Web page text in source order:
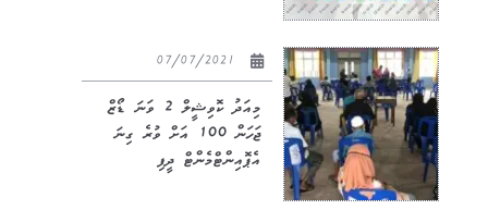
މިއަދު ކޮވިޝީލް 2 ވަނަ ޑޯޒް
ޖަހަން 100 އަށް ވުރެ ގިނަ
އެޕޮއިންޓްމެންޓް ދީފި